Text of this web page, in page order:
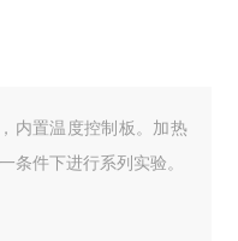
内置温度控制板。加热
条件下进行系列实验。